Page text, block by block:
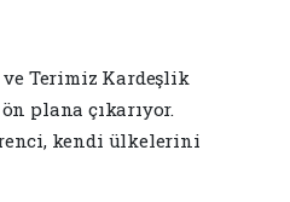
ve Terimiz Kardeşlik
plana çıkarıyor.
kendi ülkelerini